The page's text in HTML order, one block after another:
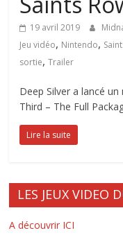
19 avril 2019
Jeu vidéo, Nintendo,
sortie,Trailer
Deep Silver a lancé
Third – The Full
Lire la suite
LES JEUX VIDEO
A découvrir ICI